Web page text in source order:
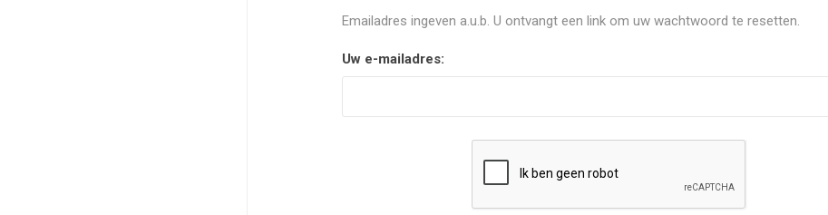
Emailadres ingeven a.u.b. U ontvangt een link om uw wachtwoord te resetten.
Uw e-mailadres: